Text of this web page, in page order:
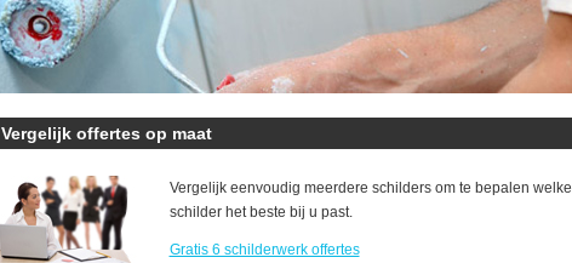
Vergelijk offertes op maat
Vergelijk eenvoudig meerdere schilders om te bepalen welke
schilder het beste bij u past.
Gratis 6 schilderwerk offertes